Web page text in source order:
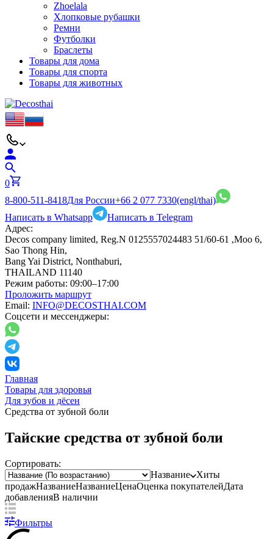
Zhoelala
Хлопковые рубашки
Ремни
Футболки
Браслеты
Товары для дома
Товары для спорта
Товары для животных
0
8-800-511-8418Для России+66 2 077 7330(engl/thai)
Написать в Whatsapp
Написать в Telegram
Адрес:
Decos company limited, Reg.N 0125557024483 51/60-61 ,Moo 6,
Sao Thong Hin,
Bang Yai District, Nonthaburi,
THAILAND 11140
Режим работы: 09:00–17:00
Проложить маршрут
Email: INFO@DECOSTHAI.COM
Соцсети и мессенджеры:
Главная
Товары для здоровья
Для зубов и дёсен
Средства от зубной боли
Тайские средства от зубной боли
Сортировать:
Название
Хиты
продажНазваниеНазваниеЦенаОценка покупателейДата
добавленияВ наличии
Фильтры